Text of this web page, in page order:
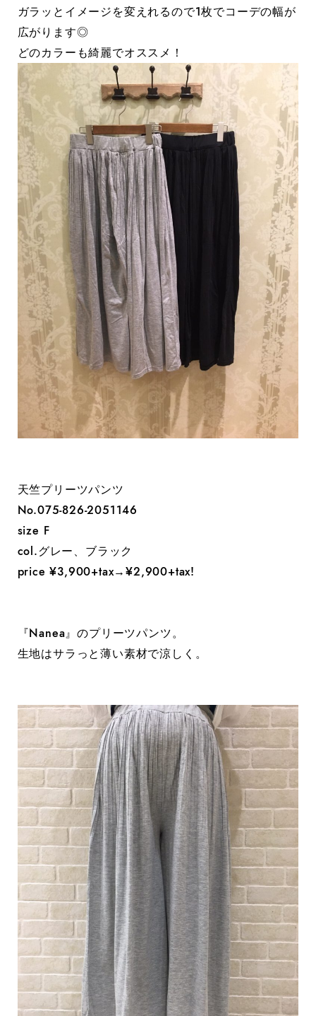
ガラッとイメージを変えれるので1枚でコーデの幅が
広がります◎
どのカラーも綺麗でオススメ！
天竺プリーツパンツ
No.075-826-2051146
size F
col.グレー、ブラック
price ¥3,900+tax→¥2,900+tax!
『Nanea』のプリーツパンツ。
生地はサラっと薄い素材で涼しく。